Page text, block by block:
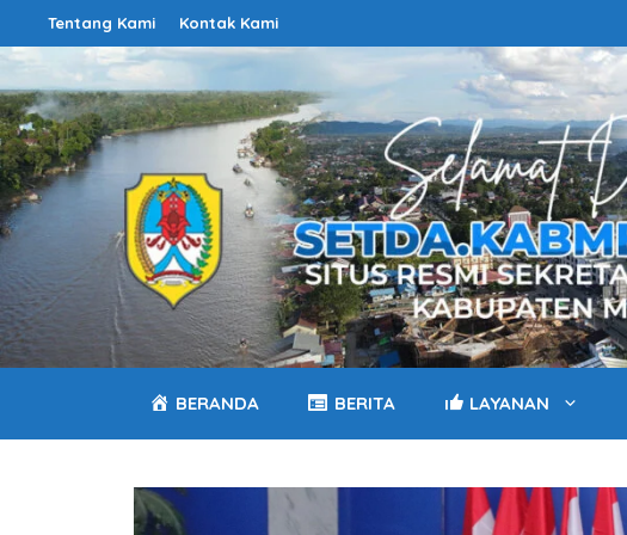
Langsung
ke
Tentang Kami Kontak Kami
BERANDA BERITA LAYANAN